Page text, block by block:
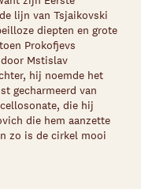
lijn van Tsjaikovski
diepten en grote
Prokofjevs
Mstislav
hij noemde het
gecharmeerd van
die hij
die hem aanzette
zo is de cirkel mooi